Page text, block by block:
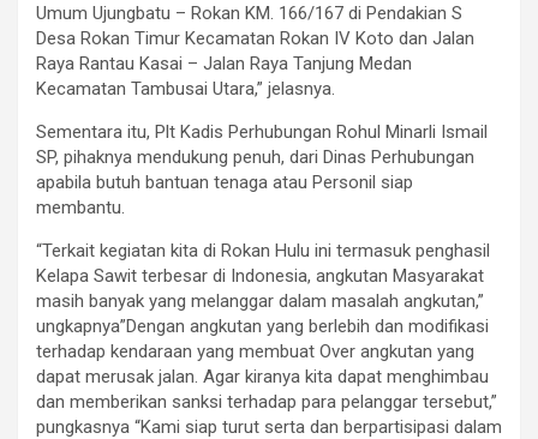
Umum Ujungbatu – Rokan KM. 166/167 di Pendakian S
Desa Rokan Timur Kecamatan Rokan IV Koto dan Jalan
Raya Rantau Kasai – Jalan Raya Tanjung Medan
Kecamatan Tambusai Utara,” jelasnya.
Sementara itu, Plt Kadis Perhubungan Rohul Minarli Ismail
SP, pihaknya mendukung penuh, dari Dinas Perhubungan
apabila butuh bantuan tenaga atau Personil siap
membantu.
“Terkait kegiatan kita di Rokan Hulu ini termasuk penghasil
Kelapa Sawit terbesar di Indonesia, angkutan Masyarakat
masih banyak yang melanggar dalam masalah angkutan,”
ungkapnya”Dengan angkutan yang berlebih dan modifikasi
terhadap kendaraan yang membuat Over angkutan yang
dapat merusak jalan. Agar kiranya kita dapat menghimbau
dan memberikan sanksi terhadap para pelanggar tersebut,”
pungkasnya “Kami siap turut serta dan berpartisipasi dalam